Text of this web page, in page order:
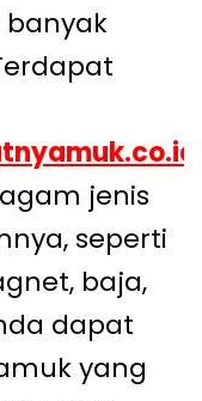
jenis
seperti
baja,
dapat
yang